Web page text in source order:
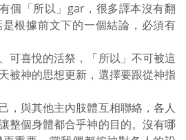
個「所以」gar，很多譯本沒有翻
根據前文下的一個結論，必須有
可喜悅的活祭，「所以」不可被這
被神的思想更新，選擇要跟從神指
，與其他主內肢體互相聯絡，各人
整個身體都合乎神的目的。沒有哪